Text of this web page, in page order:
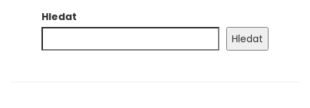
Hledat
Hledat